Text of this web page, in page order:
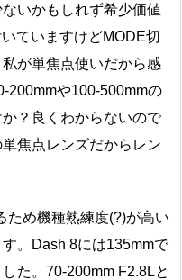
いかもしれず希少価値
ていますけどMODE切
が単焦点使いだから感
200mmや100-500mmの
？良くわからないので
焦点レンズだからレン
ため機種熟練度(?)が高い
。Dash 8には135mmで
た。70-200mm F2.8Lと